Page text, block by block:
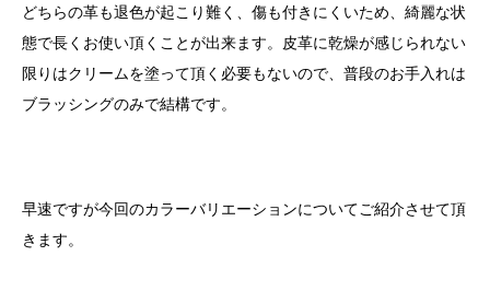
どちらの革も退色が起こり難く、傷も付きにくいため、綺麗な状
態で長くお使い頂くことが出来ます。皮革に乾燥が感じられない
限りはクリームを塗って頂く必要もないので、普段のお手入れは
ブラッシングのみで結構です。
早速ですが今回のカラーバリエーションについてご紹介させて頂
きます。